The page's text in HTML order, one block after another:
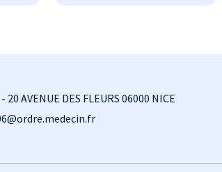
20 AVENUE DES FLEURS 06000 NICE